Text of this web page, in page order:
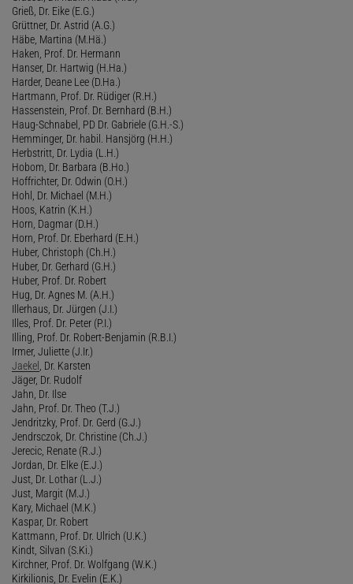
Grieß, Dr. Eike (E.G.)
Grüttner, Dr. Astrid (A.G.)
Häbe, Martina (M.Hä.)
Haken, Prof. Dr. Hermann
Hanser, Dr. Hartwig (H.Ha.)
Harder, Deane Lee (D.Ha.)
Hartmann, Prof. Dr. Rüdiger (R.H.)
Hassenstein, Prof. Dr. Bernhard (B.H.)
Haug-Schnabel, PD Dr. Gabriele (G.H.-S.)
Hemminger, Dr. habil. Hansjörg (H.H.)
Herbstritt, Dr. Lydia (L.H.)
Hobom, Dr. Barbara (B.Ho.)
Hoffrichter, Dr. Odwin (O.H.)
Hohl, Dr. Michael (M.H.)
Hoos, Katrin (K.H.)
Horn, Dagmar (D.H.)
Horn, Prof. Dr. Eberhard (E.H.)
Huber, Christoph (Ch.H.)
Huber, Dr. Gerhard (G.H.)
Huber, Prof. Dr. Robert
Hug, Dr. Agnes M. (A.H.)
Illerhaus, Dr. Jürgen (J.I.)
Illes, Prof. Dr. Peter (P.I.)
Illing, Prof. Dr. Robert-Benjamin (R.B.I.)
Irmer, Juliette (J.Ir.)
Jaekel
, Dr. Karsten
Jäger, Dr. Rudolf
Jahn, Dr. Ilse
Jahn, Prof. Dr. Theo (T.J.)
Jendritzky, Prof. Dr. Gerd (G.J.)
Jendrsczok, Dr. Christine (Ch.J.)
Jerecic, Renate (R.J.)
Jordan, Dr. Elke (E.J.)
Just, Dr. Lothar (L.J.)
Just, Margit (M.J.)
Kary, Michael (M.K.)
Kaspar, Dr. Robert
Kattmann, Prof. Dr. Ulrich (U.K.)
Kindt, Silvan (S.Ki.)
Kirchner, Prof. Dr. Wolfgang (W.K.)
Kirkilionis, Dr. Evelin (E.K.)